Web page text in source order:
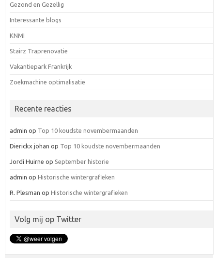
Gezond en Gezellig
Interessante blogs
KNMI
Stairz Traprenovatie
Vakantiepark Frankrijk
Zoekmachine optimalisatie
Recente reacties
admin op Top 10 koudste novembermaanden
Dierickx johan op Top 10 koudste novembermaanden
Jordi Huirne op September historie
admin op Historische wintergrafieken
R. Plesman op Historische wintergrafieken
Volg mij op Twitter